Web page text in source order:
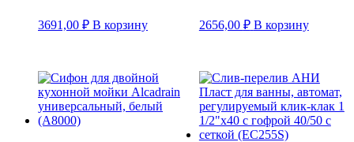
3691,00 ₽ В корзину 2656,00 ₽ В корзину